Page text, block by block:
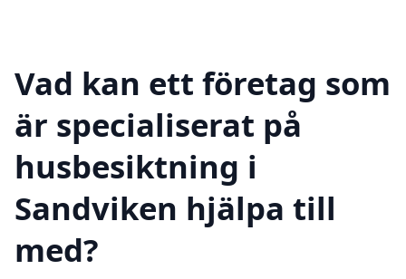
Vad kan ett företag som
är specialiserat på
husbesiktning i
Sandviken hjälpa till
med?